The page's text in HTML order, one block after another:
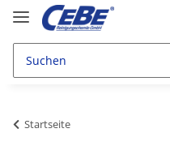
Startseite